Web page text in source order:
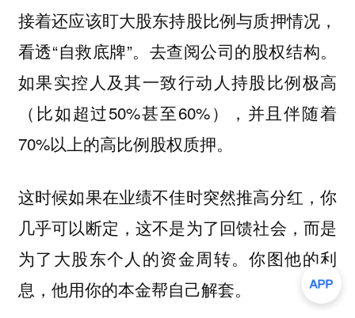
接着还应该盯大股东持股比例与质押情况，
看透“自救底牌”。去查阅公司的股权结构。
如果实控人及其一致行动人持股比例极高
（比如超过50%甚至60%），并且伴随着
70%以上的高比例股权质押。
这时候如果在业绩不佳时突然推高分红，你
几乎可以断定，这不是为了回馈社会，而是
为了大股东个人的资金周转。你图他的利
息，他用你的本金帮自己解套。